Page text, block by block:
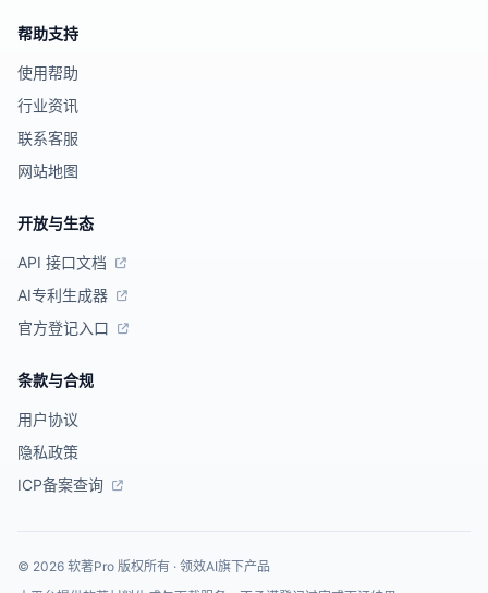
帮助支持
使用帮助
行业资讯
联系客服
网站地图
开放与生态
API 接口文档
AI专利生成器
官方登记入口
条款与合规
用户协议
隐私政策
ICP备案查询
© 2026 软著Pro 版权所有 · 领效AI旗下产品